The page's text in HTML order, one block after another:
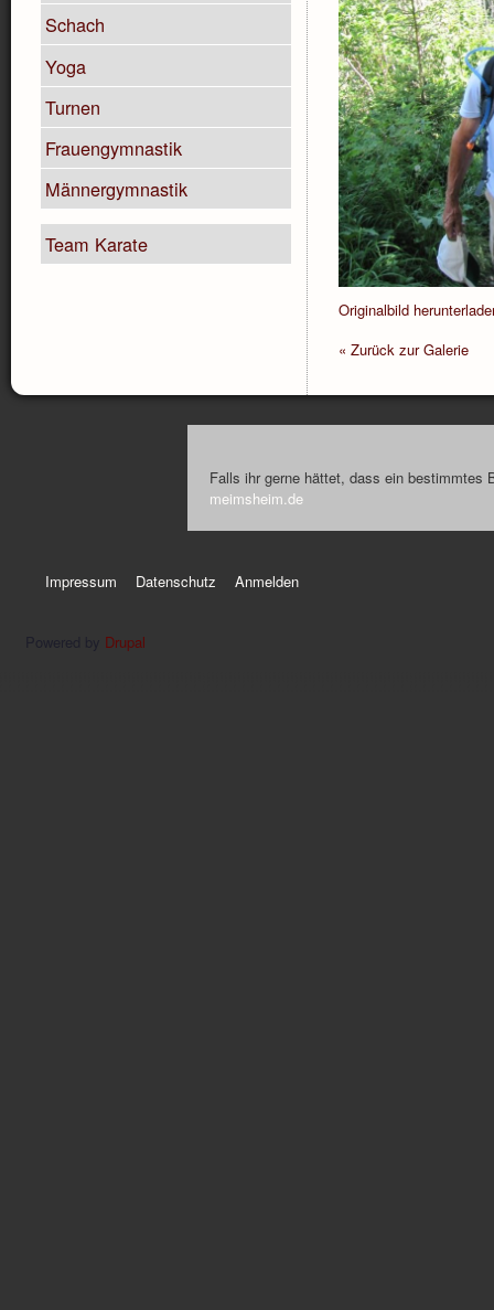
Schach
Yoga
Turnen
Frauengymnastik
Männergymnastik
Team Karate
Originalbild
« Zurück zur Galerie
Falls ihr gerne hättet, dass ein
meimsheim.de
Impressum Datenschutz Anmelden
Drupal